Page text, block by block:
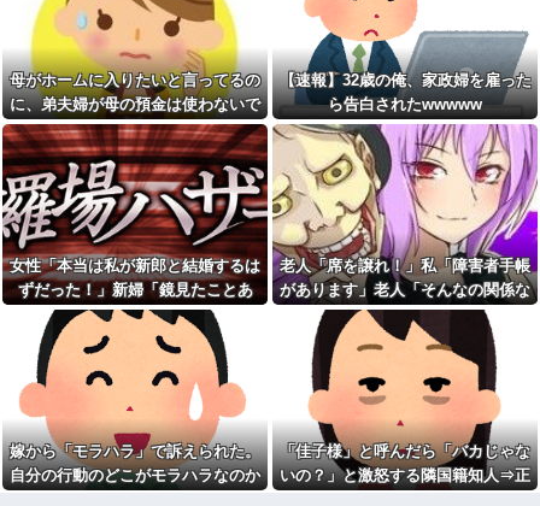
「…」
【しまった…】 コトメに追い
出されたトメと二世帯住宅を建
て、「２F(夫婦のエリア)には絶
対に上がらない」という約束を
したが、早速破って2Fに上が...
【後編】我が家で集まりがあ
った後に子供の新品クロックス
が消えた。犯人のママがカバン
に入れるのを見た人もいるのに
相手旦那が「証拠は？」と認め
ない…...
高校の時本当に周囲と合わな
くて上手くやれなかった。→飲
み会で偶然同じ高校の人と出会
った
ドラッグストア勤務中。カー
ド払いの商品を現金で返金して
ほしいと言い張る女性客。断っ
ても引き下がらず、その後まさ
かの展開に…
亡き母からの借金を半分しか
返していない叔父がさらに金を
貸してほしいと訪ねてきた。完
済するまで貸せないと断ると…
友達の家に遊びに行ったらア
ルバムに私の写真が飾ってあっ
宅配のにーちゃんが米を配達
してくれたら、さっきから外で
話し声が…？「おすそ分けなら
五キロで良いんだけどなぁ」私
(一体誰だよ?!)→夜、友人と飲ん
でいたらピンポーン→結果
スープカレー流行期にジャガ
イモ煮崩れでドロドロの「大惨
事カレー」を錬成してしまった
私、怒る母「こんなのスープカ
レーじゃない！」→私「作り直
す？」→母「捨てるの禁止！」
という逃げ場ゼロで理不尽すぎ
た
なんなのよ！！！すごいわ掃
除！！！！
職場で電話を取った新入社員
の女子がヒワイなことを言われ
てショックを受けたことがあっ
【ネット史】「鏡の中のアク
トレス事件」夫は正しかったの
に、なぜ喧嘩は終わらなかった
のか
【旦那の反応がコレ】夫の女
友達との闇交際が発覚？！その
恐ろしい内容が…ｗｗｗｗ
母がホームに入りたいと言ってるの
に、弟夫婦が母の預金は使わないで
と言ってきた。我が弟ながら情けな
くて溜息が出る
【速報】32歳の俺、家政婦を雇った
ら告白されたwwwww
女性「本当は私が新郎と結婚するは
ずだった！」新婦「鏡見たことあ
る？」→披露宴が一瞬で騒然となっ
老人「席を譲れ！」私「障害者手帳
があります」老人「そんなの関係な
い！」→暴言を浴びせられた直後、
周囲が動き出して…
嫁から「モラハラ」で訴えられた。
自分の行動のどこがモラハラなのか
「佳子様」と呼んだら「バカじゃな
いの？」と激怒する隣国籍知人⇒正